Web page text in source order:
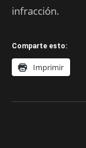
infracción.
Comparte esto:
Imprimir